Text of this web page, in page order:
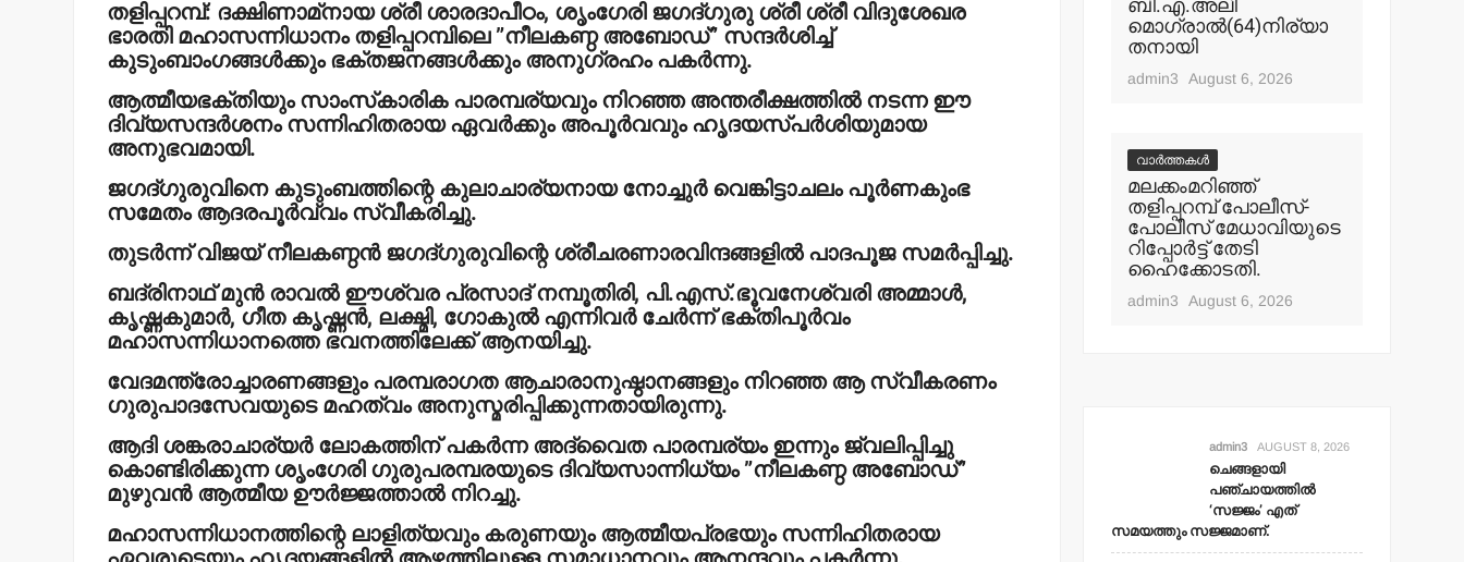
തളിപ്പറമ്പ്: ദക്ഷിണാമ്‌നായ ശ്രീ ശാരദാപീഠം, ശൃംഗേരി ജഗദ്ഗുരു ശ്രീ ശ്രീ വിദുശേഖര
ഭാരതി മഹാസന്നിധാനം തളിപ്പറമ്പിലെ ”നീലകണ്ഠ അബോഡ്” സന്ദര്‍ശിച്ച്
കുടുംബാംഗങ്ങള്‍ക്കും ഭക്തജനങ്ങള്‍ക്കും അനുഗ്രഹം പകര്‍ന്നു.
ആത്മീയഭക്തിയും സാംസ്‌കാരിക പാരമ്പര്യവും നിറഞ്ഞ അന്തരീക്ഷത്തില്‍ നടന്ന ഈ
ദിവ്യസന്ദര്‍ശനം സന്നിഹിതരായ ഏവര്‍ക്കും അപൂര്‍വവും ഹൃദയസ്പര്‍ശിയുമായ
അനുഭവമായി.
ജഗദ്ഗുരുവിനെ കുടുംബത്തിന്റെ കുലാചാര്യനായ നോച്ചുര്‍ വെങ്കിട്ടാചലം പൂര്‍ണകുംഭ
സമേതം ആദരപൂര്‍വ്വം സ്വീകരിച്ചു.
തുടര്‍ന്ന് വിജയ് നീലകണ്ഠന്‍ ജഗദ്ഗുരുവിന്റെ ശ്രീചരണാരവിന്ദങ്ങളില്‍ പാദപൂജ സമര്‍പ്പിച്ചു.
ബദ്രിനാഥ് മുന്‍ രാവല്‍ ഈശ്വര പ്രസാദ് നമ്പൂതിരി, പി.എസ്.ഭൂവനേശ്വരി അമ്മാള്‍,
കൃഷ്ണകുമാര്‍, ഗീത കൃഷ്ണന്‍, ലക്ഷ്മി, ഗോകുല്‍ എന്നിവര്‍ ചേര്‍ന്ന് ഭക്തിപൂര്‍വം
മഹാസന്നിധാനത്തെ ഭവനത്തിലേക്ക് ആനയിച്ചു.
വേദമന്ത്രോച്ചാരണങ്ങളും പരമ്പരാഗത ആചാരാനുഷ്ഠാനങ്ങളും നിറഞ്ഞ ആ സ്വീകരണം
ഗുരുപാദസേവയുടെ മഹത്വം അനുസ്മരിപ്പിക്കുന്നതായിരുന്നു.
ആദി ശങ്കരാചാര്യര്‍ ലോകത്തിന് പകര്‍ന്ന അദ്വൈത പാരമ്പര്യം ഇന്നും ജ്വലിപ്പിച്ചു
കൊണ്ടിരിക്കുന്ന ശൃംഗേരി ഗുരുപരമ്പരയുടെ ദിവ്യസാന്നിധ്യം ”നീലകണ്ഠ അബോഡ്”
മുഴുവന്‍ ആത്മീയ ഊര്‍ജ്ജത്താല്‍ നിറച്ചു.
മഹാസന്നിധാനത്തിന്റെ ലാളിത്യവും കരുണയും ആത്മീയപ്രഭയും സന്നിഹിതരായ
ബി.എ.അലി
മൊഗ്രാല്‍(64)നിര്യാ
തനായി
admin3 August 6, 2026
വാർത്തകൾ
മലക്കംമറിഞ്ഞ്
തളിപ്പറമ്പ് പോലീസ്-
പോലീസ് മേധാവിയുടെ
റിപ്പോര്‍ട്ട് തേടി
ഹൈക്കോടതി.
admin3 August 6, 2026
admin3 AUGUST 8, 2026
ചെങ്ങളായി
പഞ്ചായത്തില്‍
‘സജ്ജം’ എത്
സമയത്തും സജ്ജമാണ്.